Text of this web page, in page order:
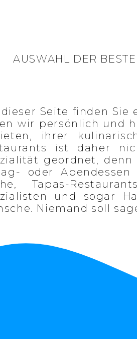
AUSWAHL DER
Seite finden Sie
wir persönlich und
ihrer
ist daher
geordnet,
oder
Tapas-
und sogar
Niemand soll